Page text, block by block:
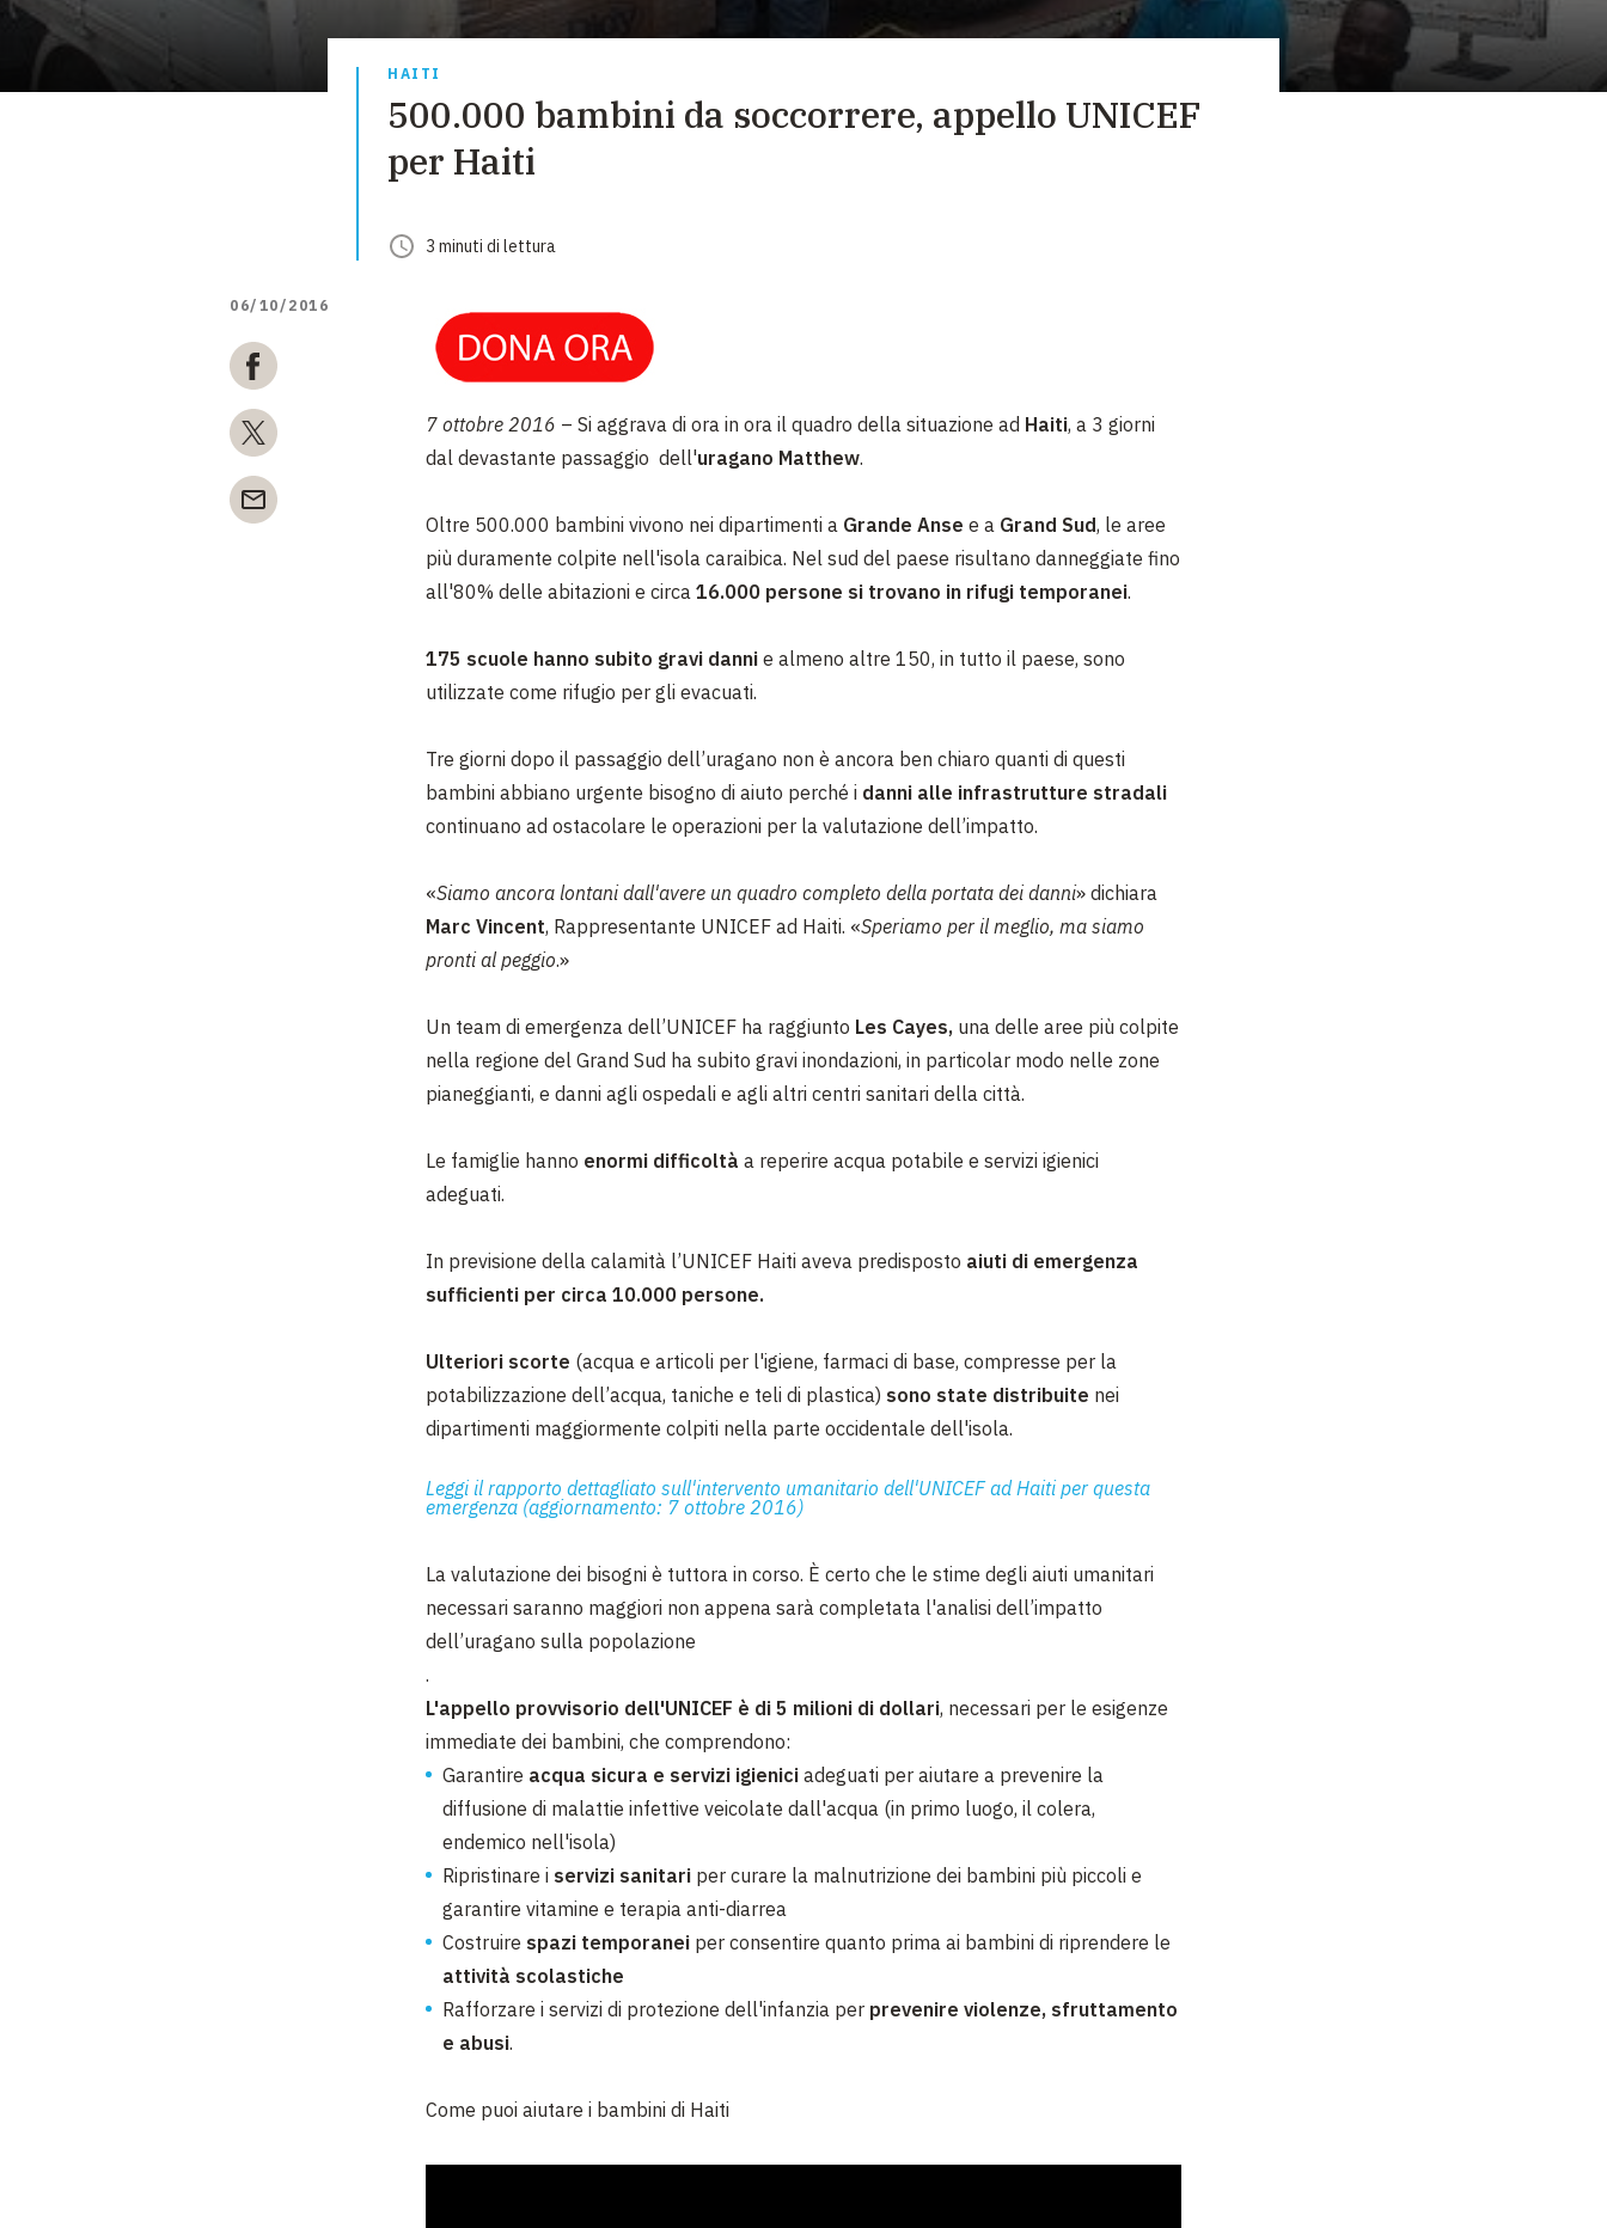
DIVERSI MODI PER DONARE. SCEGLI IL PIÙ
HAITI
500.000 bambini da soccorrere, appello UNICEF
per Haiti
3 minuti di lettura
06/10/2016
7 ottobre 2016 – Si aggrava di ora in ora il quadro della situazione ad Haiti, a 3 giorni
dal devastante passaggio dell'uragano Matthew.
Oltre 500.000 bambini vivono nei dipartimenti a Grande Anse e a Grand Sud, le aree
più duramente colpite nell'isola caraibica. Nel sud del paese risultano danneggiate fino
all'80% delle abitazioni e circa 16.000 persone si trovano in rifugi temporanei.
175 scuole hanno subito gravi danni e almeno altre 150, in tutto il paese, sono
utilizzate come rifugio per gli evacuati.
Tre giorni dopo il passaggio dell’uragano non è ancora ben chiaro quanti di questi
bambini abbiano urgente bisogno di aiuto perché i danni alle infrastrutture stradali
continuano ad ostacolare le operazioni per la valutazione dell’impatto.
«Siamo ancora lontani dall'avere un quadro completo della portata dei danni» dichiara
Marc Vincent, Rappresentante UNICEF ad Haiti. «Speriamo per il meglio, ma siamo
pronti al peggio.»
Un team di emergenza dell’UNICEF ha raggiunto Les Cayes, una delle aree più colpite
nella regione del Grand Sud ha subito gravi inondazioni, in particolar modo nelle zone
pianeggianti, e danni agli ospedali e agli altri centri sanitari della città.
Le famiglie hanno enormi difficoltà a reperire acqua potabile e servizi igienici
adeguati.
In previsione della calamità l’UNICEF Haiti aveva predisposto aiuti di emergenza
sufficienti per circa 10.000 persone.
Ulteriori scorte (acqua e articoli per l'igiene, farmaci di base, compresse per la
potabilizzazione dell’acqua, taniche e teli di plastica) sono state distribuite nei
dipartimenti maggiormente colpiti nella parte occidentale dell'isola.
Leggi il rapporto dettagliato sull'intervento umanitario dell'UNICEF ad Haiti per questa
emergenza (aggiornamento: 7 ottobre 2016)
La valutazione dei bisogni è tuttora in corso. È certo che le stime degli aiuti umanitari
necessari saranno maggiori non appena sarà completata l'analisi dell’impatto
dell’uragano sulla popolazione
.
L'appello provvisorio dell'UNICEF è di 5 milioni di dollari, necessari per le esigenze
immediate dei bambini, che comprendono:
Garantire acqua sicura e servizi igienici adeguati per aiutare a prevenire la
diffusione di malattie infettive veicolate dall'acqua (in primo luogo, il colera,
endemico nell'isola)
Ripristinare i servizi sanitari per curare la malnutrizione dei bambini più piccoli e
garantire vitamine e terapia anti-diarrea
Costruire spazi temporanei per consentire quanto prima ai bambini di riprendere le
attività scolastiche
Rafforzare i servizi di protezione dell'infanzia per prevenire violenze, sfruttamento
e abusi.
Come puoi aiutare i bambini di Haiti